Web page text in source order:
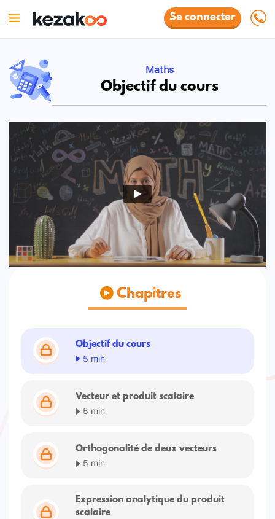
Se connecter
Maths
Objectif du cours
Chapitres
Objectif du cours
5 min
Vecteur et produit scalaire
5 min
Orthogonalité de deux vecteurs
5 min
Expression analytique du produit
scalaire